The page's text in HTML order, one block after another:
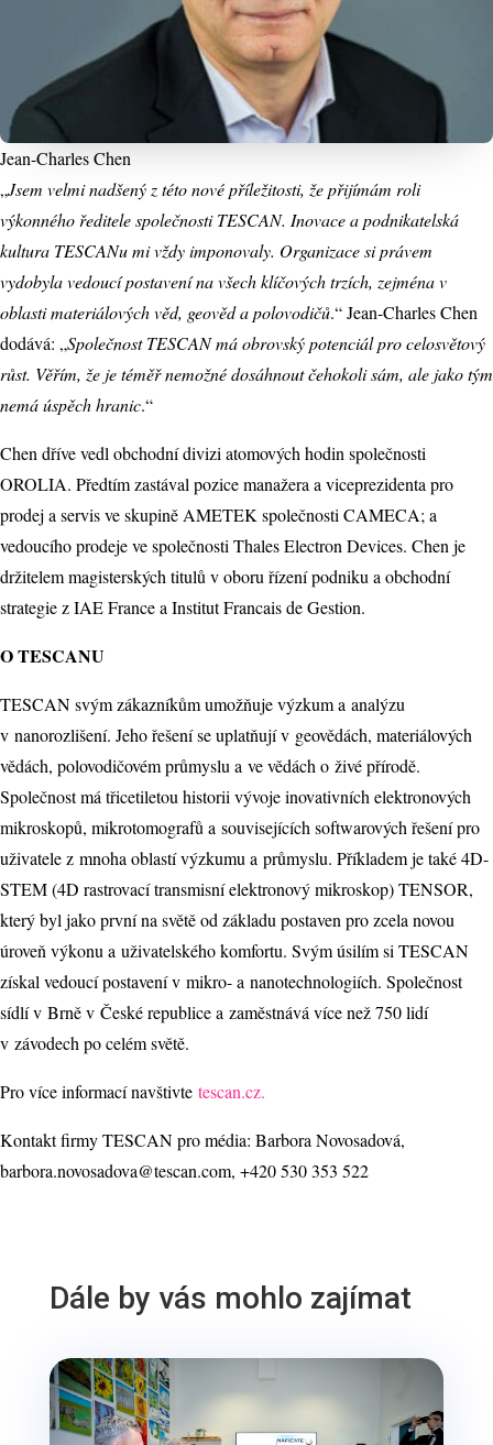
Jean-Charles Chen
„Jsem velmi nadšený z této nové příležitosti, že přijímám roli
výkonného ředitele společnosti TESCAN. Inovace a podnikatelská
kultura TESCANu mi vždy imponovaly. Organizace si právem
vydobyla vedoucí postavení na všech klíčových trzích, zejména v
oblasti materiálových věd, geověd a polovodičů.“ Jean-Charles Chen
dodává: „Společnost TESCAN má obrovský potenciál pro celosvětový
růst. Věřím, že je téměř nemožné dosáhnout čehokoli sám, ale jako tým
nemá úspěch hranic.“
Chen dříve vedl obchodní divizi atomových hodin společnosti
OROLIA. Předtím zastával pozice manažera a viceprezidenta pro
prodej a servis ve skupině AMETEK společnosti CAMECA; a
vedoucího prodeje ve společnosti Thales Electron Devices. Chen je
držitelem magisterských titulů v oboru řízení podniku a obchodní
strategie z IAE France a Institut Francais de Gestion.
O TESCANU
TESCAN svým zákazníkům umožňuje výzkum a analýzu
v nanorozlišení. Jeho řešení se uplatňují v geovědách, materiálových
vědách, polovodičovém průmyslu a ve vědách o živé přírodě.
Společnost má třicetiletou historii vývoje inovativních elektronových
mikroskopů, mikrotomografů a souvisejících softwarových řešení pro
uživatele z mnoha oblastí výzkumu a průmyslu. Příkladem je také 4D-
STEM (4D rastrovací transmisní elektronový mikroskop) TENSOR,
který byl jako první na světě od základu postaven pro zcela novou
úroveň výkonu a uživatelského komfortu. Svým úsilím si TESCAN
získal vedoucí postavení v mikro- a nanotechnologiích. Společnost
sídlí v Brně v České republice a zaměstnává více než 750 lidí
v závodech po celém světě.
Pro více informací navštivte tescan.cz.
Kontakt firmy TESCAN pro média: Barbora Novosadová,
barbora.novosadova@tescan.com, +420 530 353 522
Dále by vás mohlo zajímat